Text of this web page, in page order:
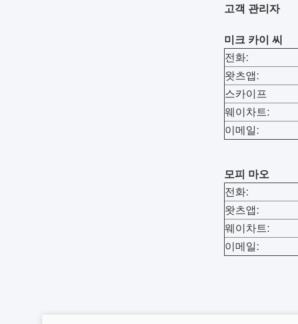
고객 관리자
미크 카이 씨
전화:
왓츠앱:
스카이프
웨이차트:
이메일:
모피 마오
전화:
왓츠앱:
웨이차트:
이메일: